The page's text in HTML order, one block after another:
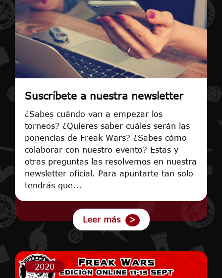
Suscríbete a nuestra newsletter
¿Sabes cuándo van a empezar los
torneos? ¿Quieres saber cuáles serán las
ponencias de Freak Wars? ¿Sabes cómo
colaborar con nuestro evento? Estas y
otras preguntas las resolvemos en nuestra
newsletter oficial. Para apuntarte tan solo
tendrás que...
Leer más
2020